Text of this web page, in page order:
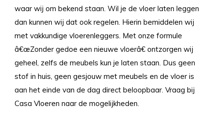
waar wij om bekend staan. Wil je de vloer laten leggen
dan kunnen wij dat ook regelen. Hierin bemiddelen wij
met vakkundige vloerenleggers. Met onze formule
â€œZonder gedoe een nieuwe vloerâ€ ontzorgen wij
geheel, zelfs de meubels kun je laten staan. Dus geen
stof in huis, geen gesjouw met meubels en de vloer is
aan het einde van de dag direct beloopbaar. Vraag bij
Casa Vloeren naar de mogelijkheden.